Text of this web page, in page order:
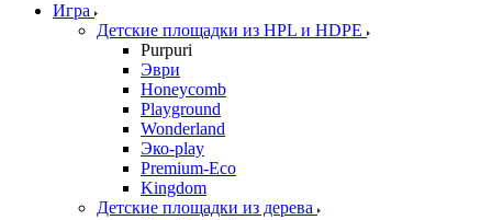
Игра
Детские площадки из HPL и HDPE
Purpuri
Эври
Honeycomb
Playground
Wonderland
Эко-play
Premium-Eco
Kingdom
Детские площадки из дерева